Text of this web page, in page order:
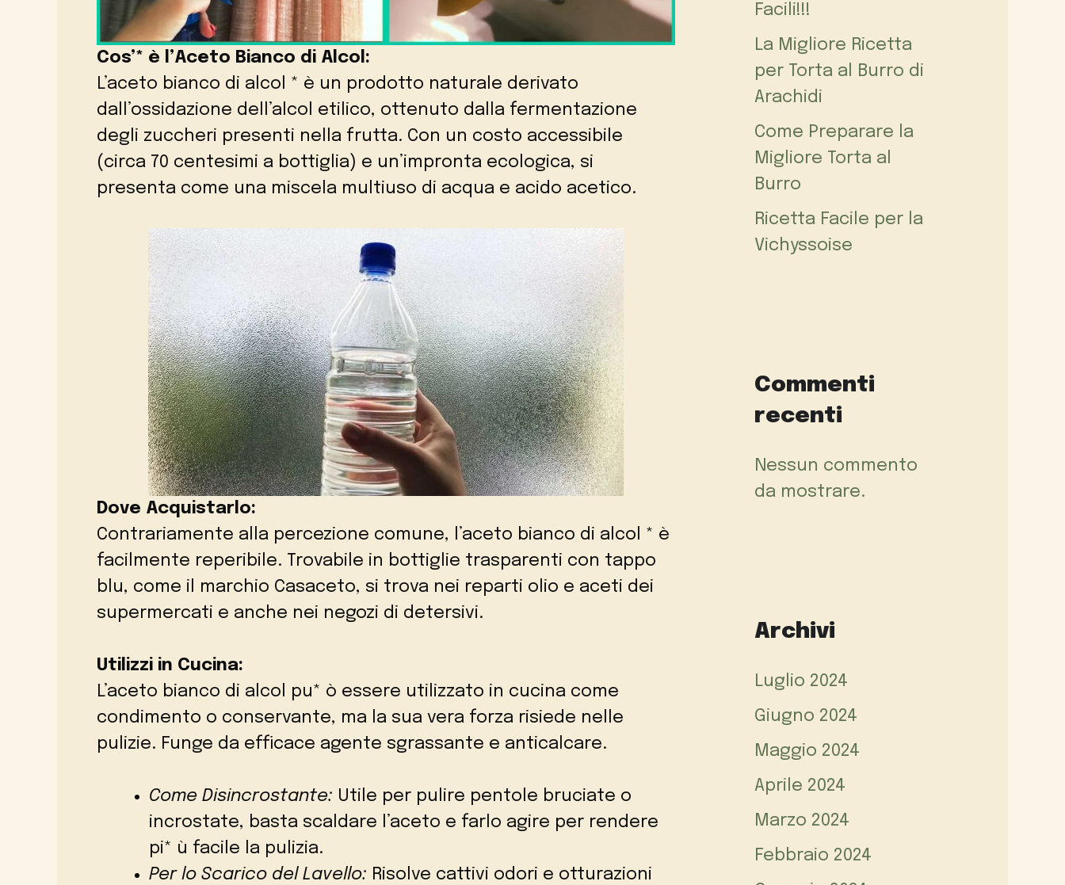
Cos’* è l’Aceto Bianco di Alcol:
L’aceto bianco di alcol * è un prodotto naturale derivato
dall’ossidazione dell’alcol etilico, ottenuto dalla fermentazione
degli zuccheri presenti nella frutta. Con un costo accessibile
(circa 70 centesimi a bottiglia) e un’impronta ecologica, si
presenta come una miscela multiuso di acqua e acido acetico.
Dove Acquistarlo:
Contrariamente alla percezione comune, l’aceto bianco di alcol * è
facilmente reperibile. Trovabile in bottiglie trasparenti con tappo
blu, come il marchio Casaceto, si trova nei reparti olio e aceti dei
supermercati e anche nei negozi di detersivi.
Utilizzi in Cucina:
L’aceto bianco di alcol pu* ò essere utilizzato in cucina come
condimento o conservante, ma la sua vera forza risiede nelle
pulizie. Funge da efficace agente sgrassante e anticalcare.
Come Disincrostante: Utile per pulire pentole bruciate o
incrostate, basta scaldare l’aceto e farlo agire per rendere
pi* ù facile la pulizia.
Per lo Scarico del Lavello: Risolve cattivi odori e otturazioni
Facili!!!
La Migliore Ricetta
per Torta al Burro di
Arachidi
Come Preparare la
Migliore Torta al
Burro
Ricetta Facile per la
Vichyssoise
Commenti
recenti
Nessun commento
da mostrare.
Archivi
Luglio 2024
Giugno 2024
Maggio 2024
Aprile 2024
Marzo 2024
Febbraio 2024